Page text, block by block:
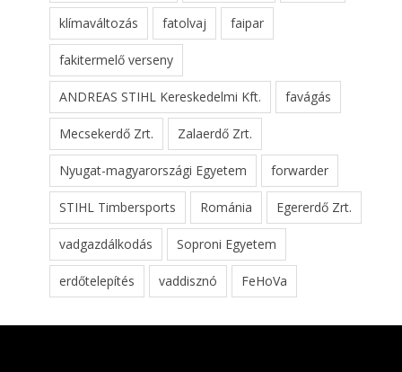
klímaváltozás fatolvaj faipar
fakitermelő verseny
ANDREAS STIHL Kereskedelmi Kft. favágás
Mecsekerdő Zrt. Zalaerdő Zrt.
Nyugat-magyarországi Egyetem forwarder
STIHL Timbersports Románia Egererdő Zrt.
vadgazdálkodás Soproni Egyetem
erdőtelepítés vaddisznó FeHoVa